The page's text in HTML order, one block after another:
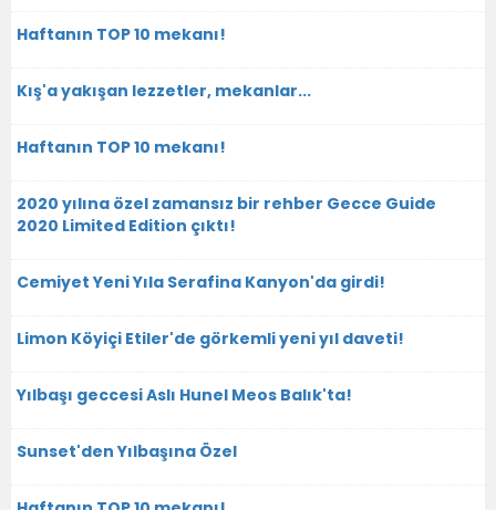
Haftanın TOP 10 mekanı!
Kış'a yakışan lezzetler, mekanlar...
Haftanın TOP 10 mekanı!
2020 yılına özel zamansız bir rehber Gecce Guide
2020 Limited Edition çıktı!
Cemiyet Yeni Yıla Serafina Kanyon'da girdi!
Limon Köyiçi Etiler'de görkemli yeni yıl daveti!
Yılbaşı geccesi Aslı Hunel Meos Balık'ta!
Sunset'den Yılbaşına Özel